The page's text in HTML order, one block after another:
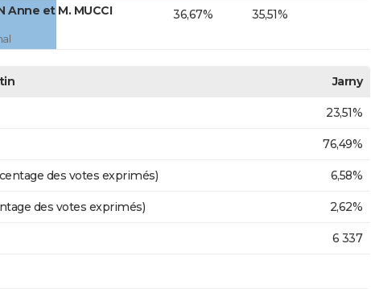
Anne et M. MUCCI
36,67% 35,51%
Jarny
23,51%
76,49%
des votes exprimés) 6,58%
des votes exprimés) 2,62%
6 337